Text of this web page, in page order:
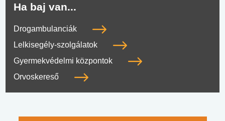
Ha baj van...
Drogambulanciák
Lelkisegély-szolgálatok
Gyermekvédelmi központok
Orvoskereső